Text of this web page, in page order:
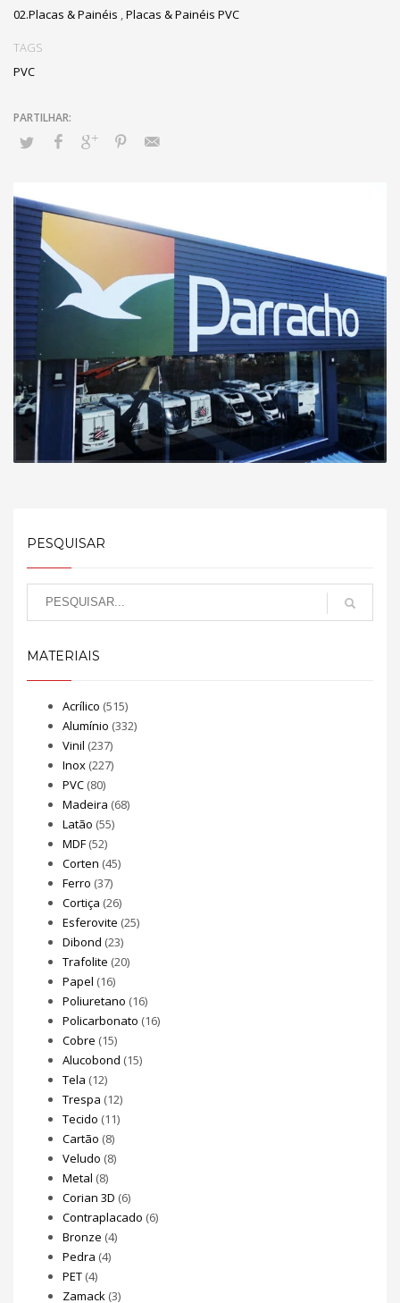
02.Placas & Painéis ,Placas & Painéis PVC
TAGS
PVC
PESQUISAR
MATERIAIS
Acrílico (515)
Alumínio (332)
Vinil (237)
Inox (227)
PVC (80)
Madeira (68)
Latão (55)
MDF (52)
Corten (45)
Ferro (37)
Cortiça (26)
Esferovite (25)
Dibond (23)
Trafolite (20)
Papel (16)
Poliuretano (16)
Policarbonato (16)
Cobre (15)
Alucobond (15)
Tela (12)
Trespa (12)
Tecido (11)
Cartão (8)
Veludo (8)
Metal (8)
Corian 3D (6)
Contraplacado (6)
Bronze (4)
Pedra (4)
PET (4)
Zamack (3)